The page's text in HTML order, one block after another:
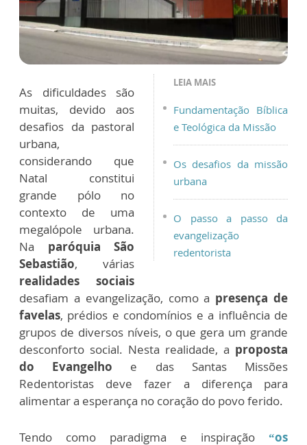
LEIA MAIS
Fundamentação Bíblica
e Teológica da Missão
Os desafios da missão
urbana
O passo a passo da
evangelização
redentorista
As dificuldades são
muitas, devido aos
desafios da pastoral
urbana,
considerando que
Natal constitui
grande pólo no
contexto de uma
megalópole urbana.
Na paróquia São
Sebastião, várias
realidades sociais
desafiam a evangelização, como a presença de
favelas, prédios e condomínios e a influência de
grupos de diversos níveis, o que gera um grande
desconforto social. Nesta realidade, a proposta
do Evangelho e das Santas Missões
Redentoristas deve fazer a diferença para
alimentar a esperança no coração do povo ferido.
Tendo como paradigma e inspiração “os